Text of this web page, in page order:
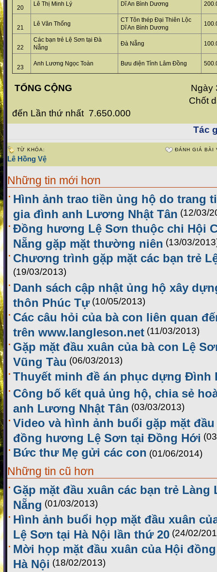
20
Lê Thị Minh Lý Dĩ An Bình Dương
21
Lê Văn Thống
CT Tôn thép Đại Thiên Lộc
Dĩ An Bình Dương
22
Các bạn trẻ Lệ Sơn tại Đà
Nẵng
Đà Nẵng
23
Anh Lương Ngọc Toàn Bưu điện Tỉnh Lâm Đồng
TỔNG CỘNG
Ngày
Chốt danh
đến Lần thứ nhất 7.650.000
Tác
TỪ KHÓA:
Lê Hồng Vệ
ĐÁNH GIÁ BÀI
Những tin mới hơn
Hình ảnh trao tiền ủng hộ do trang
gia đình anh Lương Nhật Tân (12/03/
Đồng hương Lệ Sơn thuộc chi Hội
Nẵng gặp mặt thường niên (13/03/
Chương trình gặp mặt các bạn trẻ
(19/03/2013)
Danh sách cập nhật ủng hộ xây
thôn Phúc Tự (10/05/2013)
Các câu hỏi của bà con liên quan
trên www.langleson.net (11/03/2013)
Gặp mặt đầu xuân của bà con Lệ
Vũng Tàu (06/03/2013)
Thuyết minh đề án phục dựng Đình
Công bố kết quả ủng hộ, chia sẻ
anh Lương Nhật Tân (03/03/2013)
Video và hình ảnh buổi gặp mặt
đồng hương Lệ Sơn tại Đồng Hới
Bức thư Mẹ gửi các con (01/06/2014)
Những tin cũ hơn
Gặp mặt đầu xuân các bạn trẻ Làng
Nẵng (01/03/2013)
Hình ảnh buổi họp mặt đầu xuân
Lệ Sơn tại Hà Nội lần thứ 20 (24/02/
Mời họp mặt đầu xuân của Hội
Hà Nội (18/02/2013)